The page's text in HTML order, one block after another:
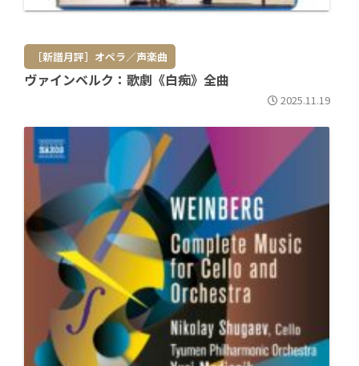
［新譜月評］オペラ／声楽曲
ヴァインベルク：歌劇《白痴》全曲
2025.11.19